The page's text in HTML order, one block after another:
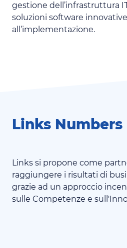
gestione dell’infrastruttura
soluzioni software
all’implementazione.
Links Numbers
Links si propone come
raggiungere i risultati di
grazie ad un approccio
sulle Competenze e